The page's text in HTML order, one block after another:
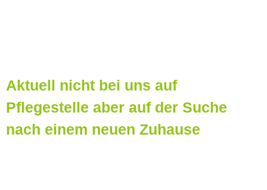
Aktuell nicht bei uns auf
Pflegestelle aber auf der Suche
nach einem neuen Zuhause